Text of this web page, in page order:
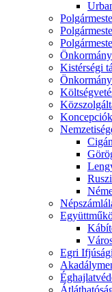
Kistérségi
Koncepciók
Egri